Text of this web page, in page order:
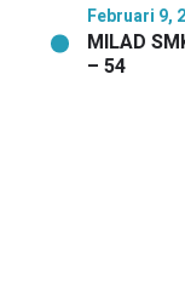
Februari 9,
MILAD
– 54